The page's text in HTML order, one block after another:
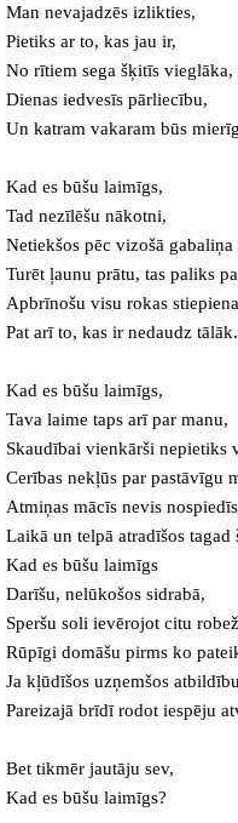
Man nevajadzēs izlikties,
Pietiks ar to, kas jau ir,
No rītiem sega šķitīs vieglāka,
Dienas iedvesīs pārliecību,
Un katram vakaram būs
Kad es būšu laimīgs,
Tad nezīlēšu nākotni,
Netiekšos pēc vizošā
Turēt ļaunu prātu, tas paliks
Apbrīnošu visu rokas
Pat arī to, kas ir nedaudz tālāk.
Kad es būšu laimīgs,
Tava laime taps arī par manu,
Skaudībai vienkārši nepietiks
Cerības nekļūs par pastāvīgu
Atmiņas mācīs nevis
Laikā un telpā atradīšos tagad
Kad es būšu laimīgs
Darīšu, nelūkošos sidrabā,
Speršu soli ievērojot citu
Rūpīgi domāšu pirms ko
Ja kļūdīšos uzņemšos
Pareizajā brīdī rodot iespēju
Bet tikmēr jautāju sev,
Kad es būšu laimīgs?